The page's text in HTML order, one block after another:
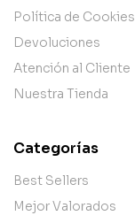
Política de Cookies
Devoluciones
Atención al Cliente
Nuestra Tienda
Categorías
Best Sellers
Mejor Valorados